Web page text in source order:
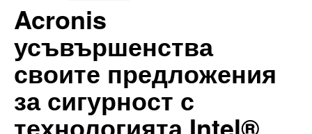
Acronis
усъвършенства
своите предложения
за сигурност с